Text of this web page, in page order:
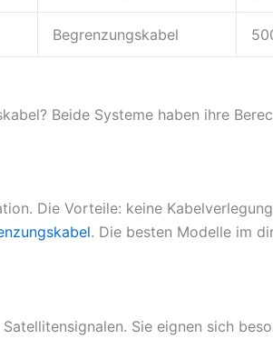
Begrenzungskabel
Beide Systeme haben ihre
Die Vorteile: keine
. Die besten Modelle im
Sie eignen sich